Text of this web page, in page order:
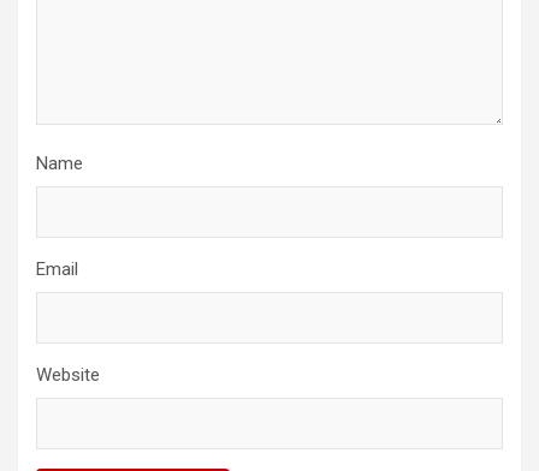
Name
Email
Website